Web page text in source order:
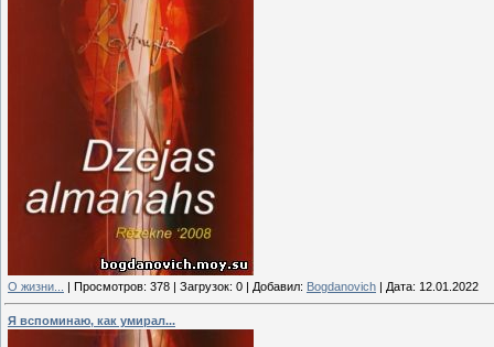
О жизни... Просмотров: 378 Загрузок: 0 Добавил: Bogdanovich Дата: 12.01.2022
Я вспоминаю, как умирал...